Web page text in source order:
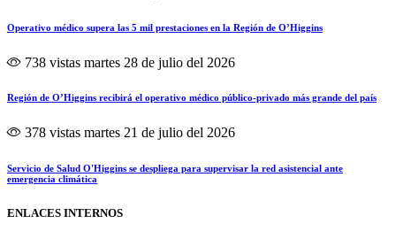
Operativo médico supera las 5 mil prestaciones en la Región de O’Higgins
738 vistas martes 28 de julio del 2026
Región de O’Higgins recibirá el operativo médico público-privado más grande del país
378 vistas martes 21 de julio del 2026
Servicio de Salud O'Higgins se despliega para supervisar la red asistencial ante
emergencia climática
ENLACES INTERNOS